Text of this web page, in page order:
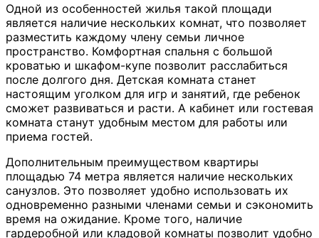
Одной из особенностей жилья такой площади
является наличие нескольких комнат, что позволяет
разместить каждому члену семьи личное
пространство. Комфортная спальня с большой
кроватью и шкафом-купе позволит расслабиться
после долгого дня. Детская комната станет
настоящим уголком для игр и занятий, где ребенок
сможет развиваться и расти. А кабинет или гостевая
комната станут удобным местом для работы или
приема гостей.
Дополнительным преимуществом квартиры
площадью 74 метра является наличие нескольких
санузлов. Это позволяет удобно использовать их
одновременно разными членами семьи и сэкономить
время на ожидание. Кроме того, наличие
гардеробной или кладовой комнаты позволит удобно